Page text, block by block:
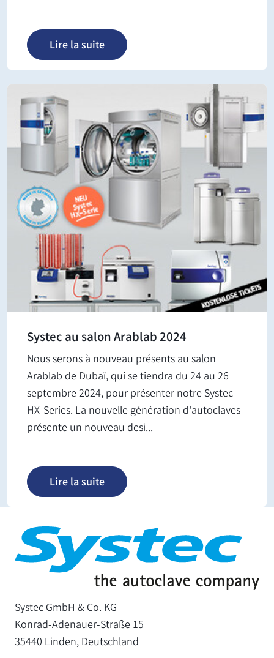
Lire la suite
Systec au salon Arablab 2024
Nous serons à nouveau présents au salon
Arablab de Dubaï, qui se tiendra du 24 au 26
septembre 2024, pour présenter notre Systec
HX-Series. La nouvelle génération d'autoclaves
présente un nouveau desi...
Lire la suite
Systec GmbH & Co. KG
Konrad-Adenauer-Straße 15
35440 Linden, Deutschland